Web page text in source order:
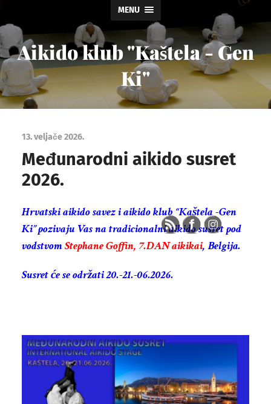
MENU
Aikido klub "Kaštela - Gen
Ki"
13. veljače 2026.
Međunarodni aikido susret
2026.
Hrvatski aikido savez i aikido klub “Kaštela -Gen
Ki” pozivaju Vas na tradicionalni aikido susret pod
vodstvomStephane Goffin, 7.DAN aikikai, Belgija.
Susret će se održati 20.-21.-06.2026.